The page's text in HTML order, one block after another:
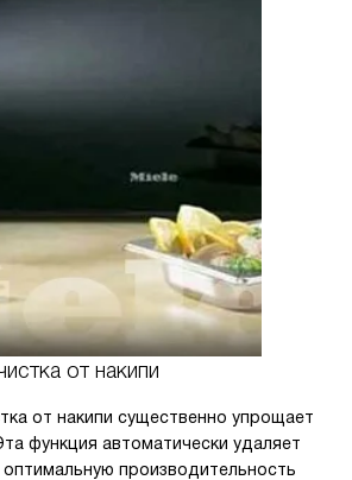
от накипи
от накипи существенно упрощает
функция автоматически удаляет
производительность